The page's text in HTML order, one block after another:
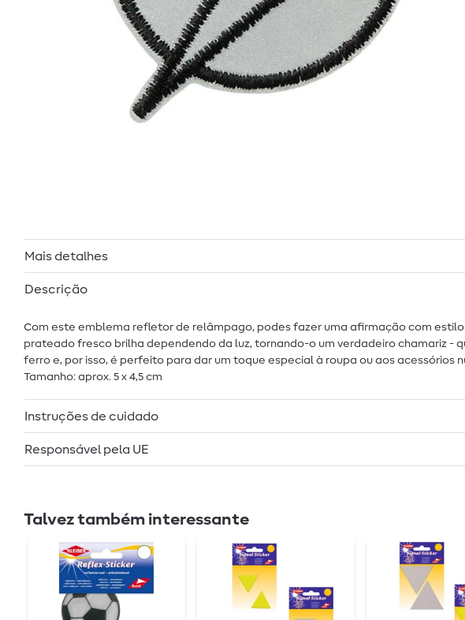
Mais detalhes
Descrição
Com este emblema refletor de relâmpago, podes fazer uma afirmação com
prateado fresco brilha dependendo da luz, tornando-o um verdadeiro chamariz -
ferro e, por isso, é perfeito para dar um toque especial à roupa ou aos
Tamanho: aprox. 5 x 4,5 cm
Instruções de cuidado
Responsável pela UE
Talvez também interessante